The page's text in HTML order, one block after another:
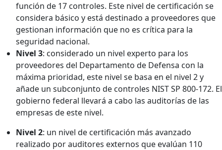
función de 17 controles. Este nivel de certificación se
considera básico y está destinado a proveedores que
gestionan información que no es crítica para la
seguridad nacional.
Nivel 3: considerado un nivel experto para los
proveedores del Departamento de Defensa con la
máxima prioridad, este nivel se basa en el nivel 2 y
añade un subconjunto de controles NIST SP 800-172. El
gobierno federal llevará a cabo las auditorías de las
empresas de este nivel.
Nivel 2: un nivel de certificación más avanzado
realizado por auditores externos que evalúan 110